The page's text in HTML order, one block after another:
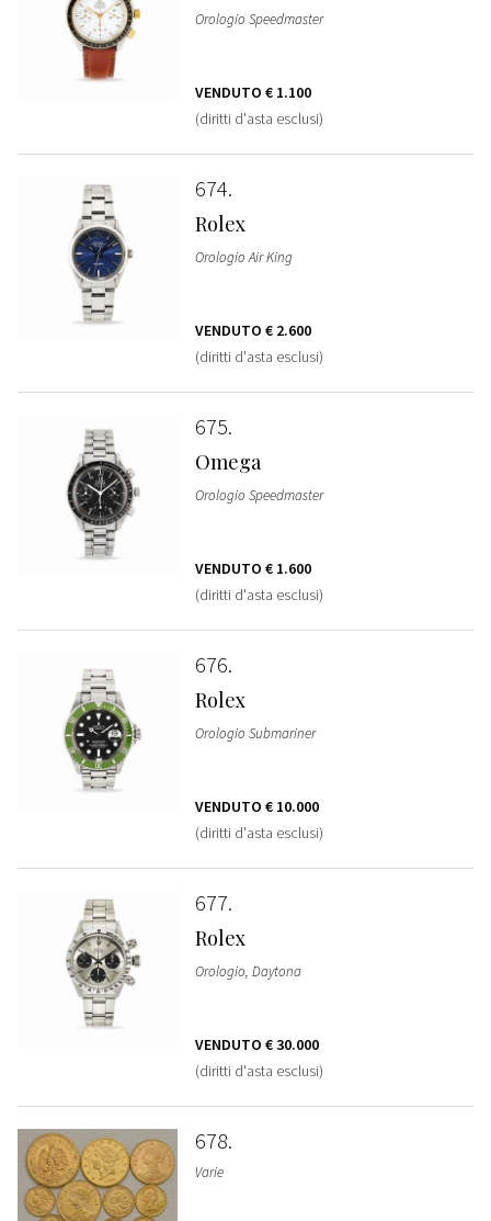
Orologio Speedmaster
VENDUTO € 1.100
(diritti d'asta esclusi)
674
Rolex
Orologio Air King
VENDUTO € 2.600
(diritti d'asta esclusi)
675
Omega
Orologio Speedmaster
VENDUTO € 1.600
(diritti d'asta esclusi)
676
Rolex
Orologio Submariner
VENDUTO € 10.000
(diritti d'asta esclusi)
677
Rolex
Orologio, Daytona
VENDUTO € 30.000
(diritti d'asta esclusi)
678
Varie